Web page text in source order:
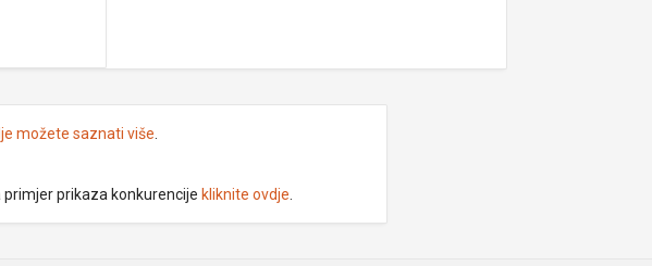
možete saznati više
primjer prikaza konkurencije kliknite ovdje